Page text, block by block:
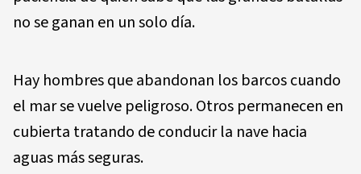
no se ganan en un solo día.
Hay hombres que abandonan los barcos cuando
el mar se vuelve peligroso. Otros permanecen en
cubierta tratando de conducir la nave hacia
aguas más seguras.